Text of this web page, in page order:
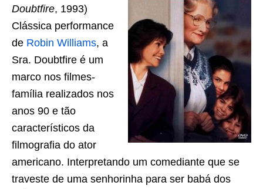
Doubtfire, 1993)
Clássica performance
de Robin Williams, a
Sra. Doubtfire é um
marco nos filmes-
família realizados nos
anos 90 e tão
característicos da
filmografia do ator
americano. Interpretando um comediante que se
traveste de uma senhorinha para ser babá dos